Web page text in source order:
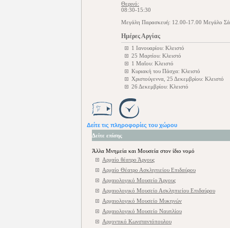
Θερινό:
08:30-15:30
Μεγάλη Παρασκευή: 12.00-17.00 Μεγάλο
Ημέρες Αργίας
1 Ιανουαρίου: Κλειστό
25 Μαρτίου: Κλειστό
1 Μαΐου: Κλειστό
Κυριακή του Πάσχα: Κλειστό
Χριστούγεννα, 25 Δεκεμβρίου: Κλειστό
26 Δεκεμβρίου: Κλειστό
Δείτε τις πληροφορίες του χώρου
Δείτε επίσης
Άλλα Μνημεία και Μουσεία στον ίδιο νομό
Αρχαίο θέατρο Άργους
Αρχαίο Θέατρο Ασκληπιείου Επιδαύρου
Αρχαιολογικό Μουσείο Άργους
Αρχαιολογικό Μουσείο Ασκληπιείου Επιδαύρου
Αρχαιολογικό Μουσείο Μυκηνών
Αρχαιολογικό Μουσείο Ναυπλίου
Αρχοντικό Κωνσταντόπουλου